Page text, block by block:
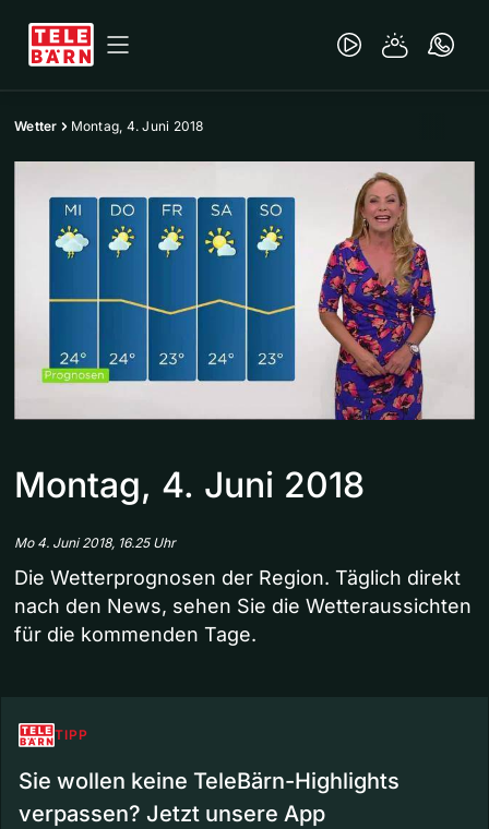
Wetter Montag, 4. Juni 2018
Montag, 4. Juni 2018
Mo 4. Juni 2018, 16.25 Uhr
Die Wetterprognosen der Region. Täglich direkt
nach den News, sehen Sie die Wetteraussichten
für die kommenden Tage.
TIPP
Sie wollen keine TeleBärn-Highlights
verpassen? Jetzt unsere App